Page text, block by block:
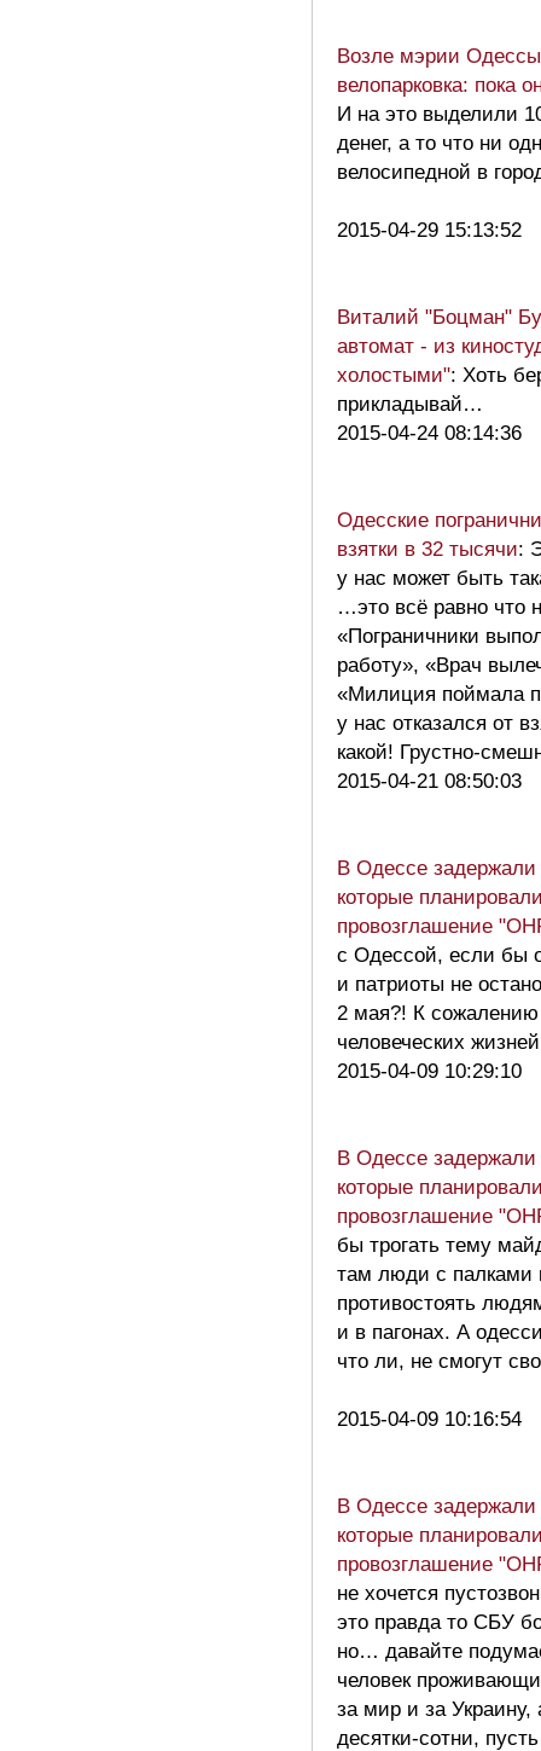
Возле мэрии
велопарковка: пока
И на это выделили
денег, а то что ни
велосипедной в
2015-04-29 15:13:52
Виталий "Боцман"
автомат - из
холостыми": Хоть
прикладывай…
2015-04-24 08:14:36
Одесские
взятки в 32 тысячи:
у нас может быть
…это всё равно что
«Пограничники
работу», «Врач
«Милиция поймала
у нас отказался от
какой! Грустно-
2015-04-21 08:50:03
В Одессе задержали
которые
провозглашение
с Одессой, если бы
и патриоты не
2 мая?! К
человеческих
2015-04-09 10:29:10
В Одессе задержали
которые
провозглашение
бы трогать тему
там люди с палками
противостоять
и в пагонах. А
что ли, не смогут
2015-04-09 10:16:54
В Одессе задержали
которые
провозглашение
не хочется
это правда то СБУ
но… давайте
человек
за мир и за Украину,
десятки-сотни,